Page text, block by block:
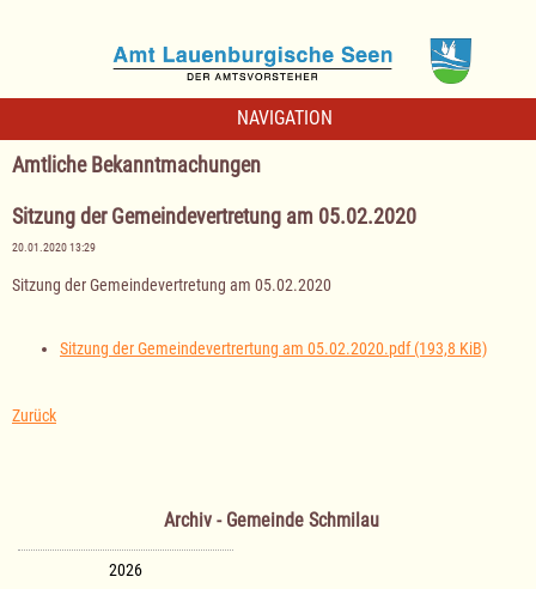
NAVIGATION
Amtliche Bekanntmachungen
Sitzung der Gemeindevertretung am 05.02.2020
20.01.2020 13:29
Sitzung der Gemeindevertretung am 05.02.2020
Sitzung der Gemeindevertrertung am 05.02.2020.pdf(193,8 KiB)
Zurück
Archiv - Gemeinde Schmilau
2026